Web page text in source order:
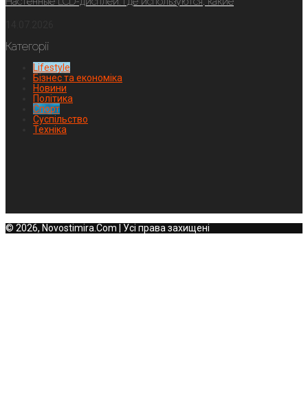
Категорії
Lifestyle
Бізнес та економіка
Новини
Політика
Спорт
Суспільство
Техніка
© 2026, Novostimira.Com | Усі права захищені